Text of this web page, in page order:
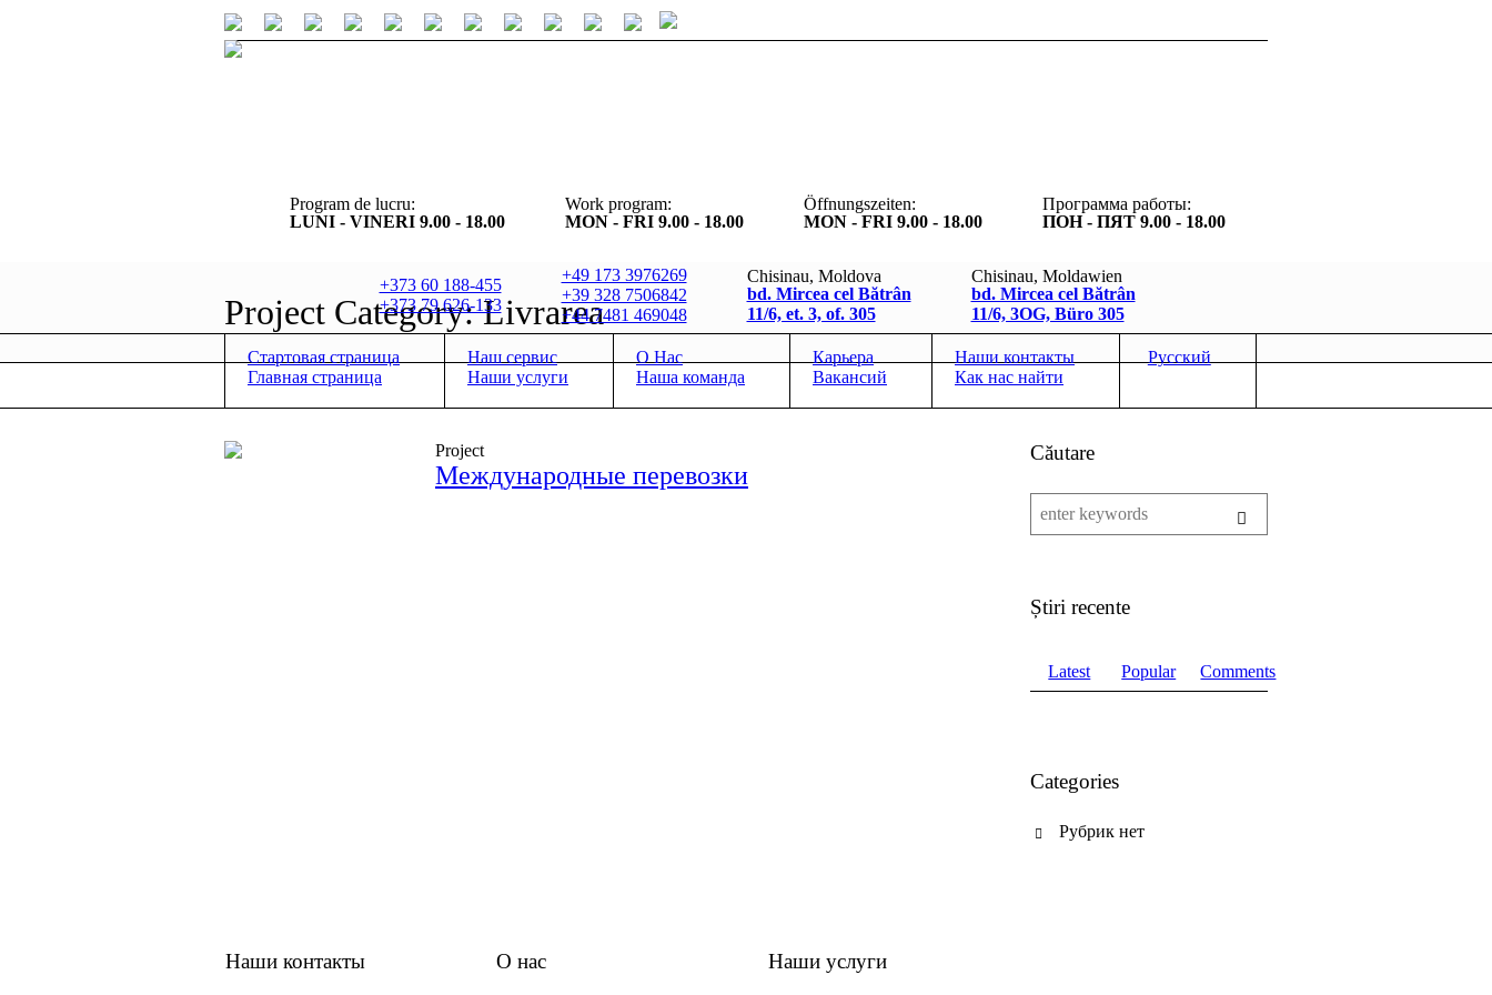
Program de lucru:
LUNI - VINERI 9.00 - 18.00
Work program:
MON - FRI 9.00 - 18.00
Öffnungszeiten:
MON - FRI 9.00 - 18.00
Программа работы:
ПОН - ПЯТ 9.00 - 18.00
+373 60 188-455
+373 79 626-133
+49 173 3976269
+39 328 7506842
+44 7481 469048
Chisinau, Moldova
bd. Mircea cel Bătrân
11/6, et. 3, of. 305
Chisinau, Moldawien
bd. Mircea cel Bătrân
11/6, 3OG, Büro 305
Стартовая страница
Главная страница
Наш сервис
Наши услуги
О Нас
Наша команда
Карьера
Вакансий
Наши контакты
Как нас найти
Русский
Project Category:Livrarea
Project
Международные перевозки
Căutare
Știri recente
Latest Popular Comments
Categories
Рубрик нет
Наши контакты О нас Наши услуги